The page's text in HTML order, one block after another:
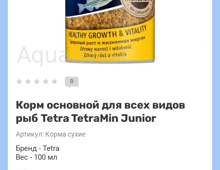
0
Корм основной для всех видов
рыб Tetra TetraMin Junior
Артикул: Корма сухие
Бренд - Tetra
Вес - 100 мл